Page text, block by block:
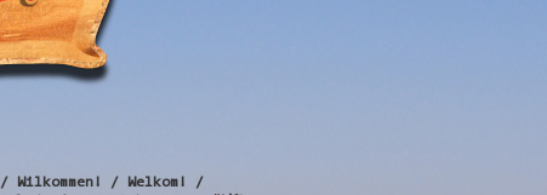
/ Welkom! /